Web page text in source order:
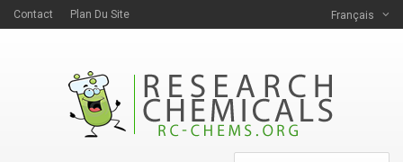
Français
Contact Plan Du Site